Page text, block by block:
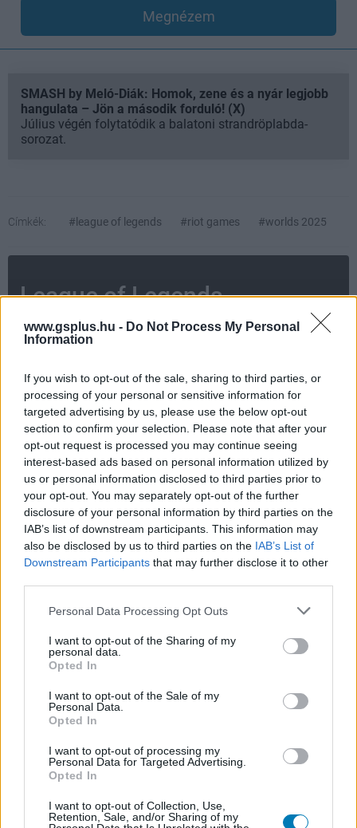
www.gsplus.hu - Do Not Process My Personal
Information
If you wish to opt-out of the sale, sharing to third parties, or
processing of your personal or sensitive information for
targeted advertising by us, please use the below opt-out
section to confirm your selection. Please note that after your
opt-out request is processed you may continue seeing
interest-based ads based on personal information utilized by
us or personal information disclosed to third parties prior to
your opt-out. You may separately opt-out of the further
disclosure of your personal information by third parties on the
IAB’s list of downstream participants. This information may
also be disclosed by us to third parties on the IAB’s List of
Downstream Participants that may further disclose it to other
Please note that this website/app uses one or more Google
not limited to your visit or usage behaviour. You may click to
grant or deny consent to Google and its third-party tags to
use your data for below specified purposes in below Google
consent section.
Personal Data Processing Opt Outs
I want to opt-out of the Sharing of my
personal data.
Opted In
I want to opt-out of the Sale of my
Personal Data.
Opted In
I want to opt-out of processing my
Personal Data for Targeted Advertising.
Opted In
I want to opt-out of Collection, Use,
Retention, Sale, and/or Sharing of my
Megnézem
SMASH by Meló-Diák: Homok, zene és a nyár legjobb
hangulata – Jön a második forduló! (X)
Július végén folytatódik a balatoni strandröplabda-
sorozat.
Címkék: #league of legends #riot games #worlds 2025
League of Legends
AMI TETSZETT
AMI NEM TETSZETT
Óvatosan ugráljatok a
Battlefield 6-ban, mert még
2025 november 5. 08:49